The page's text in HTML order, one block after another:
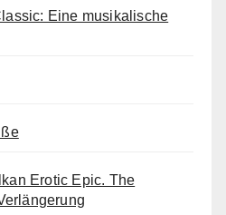
Eine musikalische
Erotic Epic. The